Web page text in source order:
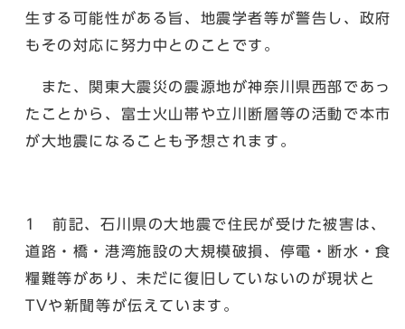
生する可能性がある旨、地震学者等が警告し、政府
もその対応に努力中とのことです。
また、関東大震災の震源地が神奈川県西部であっ
たことから、富士火山帯や立川断層等の活動で本市
が大地震になることも予想されます。
1 前記、石川県の大地震で住民が受けた被害は、
道路・橋・港湾施設の大規模破損、停電・断水・食
糧難等があり、未だに復旧していないのが現状と
TVや新聞等が伝えています。